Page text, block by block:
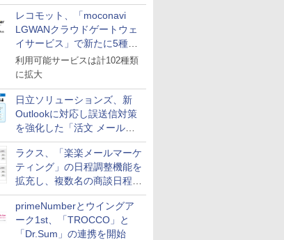
レコモット、「moconavi
LGWANクラウドゲートウェ
イサービス」で新たに5種類
のサービスと連携開始
利用可能サービスは計102種類
に拡大
日立ソリューションズ、新
Outlookに対応し誤送信対策
を強化した「活文 メール誤
送信防止アドインサービス」
を提供
ラクス、「楽楽メールマーケ
ティング」の日程調整機能を
拡充し、複数名の商談日程調
整を効率化
primeNumberとウイングア
ーク1st、「TROCCO」と
「Dr.Sum」の連携を開始